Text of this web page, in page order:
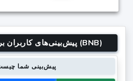
پیش‌بینی‌های کاربران برای سکه بایننس (BNB)
پیش‌بینی شما